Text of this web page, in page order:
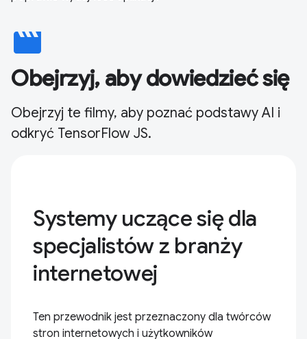
movie
Obejrzyj, aby dowiedzieć się
Obejrzyj te filmy, aby poznać podstawy AI i
odkryć TensorFlow JS.
Systemy uczące się dla
specjalistów z branży
internetowej
Ten przewodnik jest przeznaczony dla twórców
stron internetowych i użytkowników